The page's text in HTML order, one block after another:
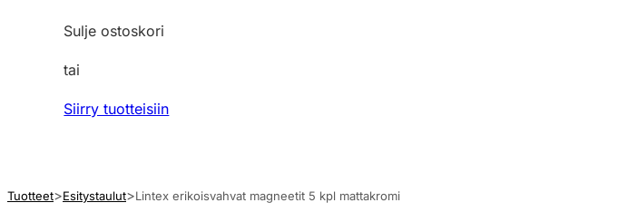
Sulje ostoskori
tai
Siirry tuotteisiin
Tuotteet Esitystaulut Lintex erikoisvahvat magneetit 5 kpl mattakromi